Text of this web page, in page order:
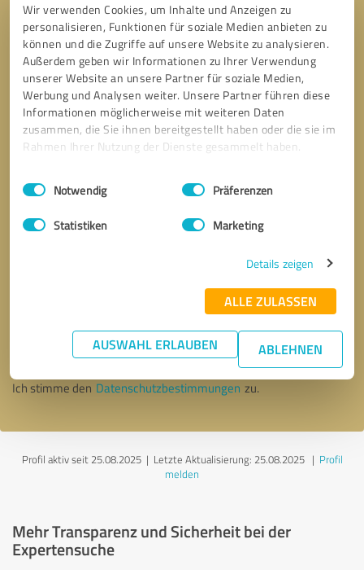
Wir verwenden Cookies, um Inhalte und Anzeigen zu
personalisieren, Funktionen für soziale Medien anbieten zu
können und die Zugriffe auf unsere Website zu analysieren.
Außerdem geben wir Informationen zu Ihrer Verwendung
unserer Website an unsere Partner für soziale Medien,
Werbung und Analysen weiter. Unsere Partner führen diese
Informationen möglicherweise mit weiteren Daten
zusammen, die Sie ihnen bereitgestellt haben oder die sie im
Rahmen Ihrer Nutzung der Dienste gesammelt haben.
Impressum Datenschutzbestimmungen
Einwilligungsauswahl
Notwendig Präferenzen
Statistiken Marketing
Details zeigen
ALLE ZULASSEN
AUSWAHL ERLAUBEN ABLEHNEN
* Erforderliche Angaben
Nachricht senden
Ich stimme den Datenschutzbestimmungen zu.
Profil aktiv seit 25.08.2025 | Letzte Aktualisierung: 25.08.2025| Profil
melden
Mehr Transparenz und Sicherheit bei der
Expertensuche